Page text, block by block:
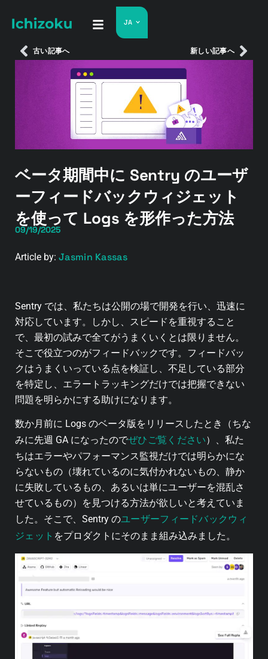
JA
古い記事へ 新しい記事へ
ベータ期間中に Sentry のユーザ
ーフィードバックウィジェット
を使って Logs を形作った方法
09/19/2025
Article by: Jasmin Kassas
Sentry では、私たちは公開の場で開発を行い、迅速に
対応しています。しかし、スピードを重視すること
で、最初の試みで全てがうまくいくとは限りません。
そこで役立つのがフィードバックです。フィードバッ
クはうまくいっている点を検証し、不足している部分
を特定し、エラートラッキングだけでは把握できない
問題を明らかにする助けになります。
数か月前に Logs のベータ版をリリースしたとき（ちな
みに先週 GA になったのでぜひご覧ください）、私た
ちはエラーやパフォーマンス監視だけでは明らかにな
らないもの（壊れているのに気付かれないもの、静か
に失敗しているもの、あるいは単にユーザーを混乱さ
せているもの）を見つける方法が欲しいと考えていま
した。そこで、Sentry のユーザーフィードバックウィ
ジェット をプロダクトにそのまま組み込みました。